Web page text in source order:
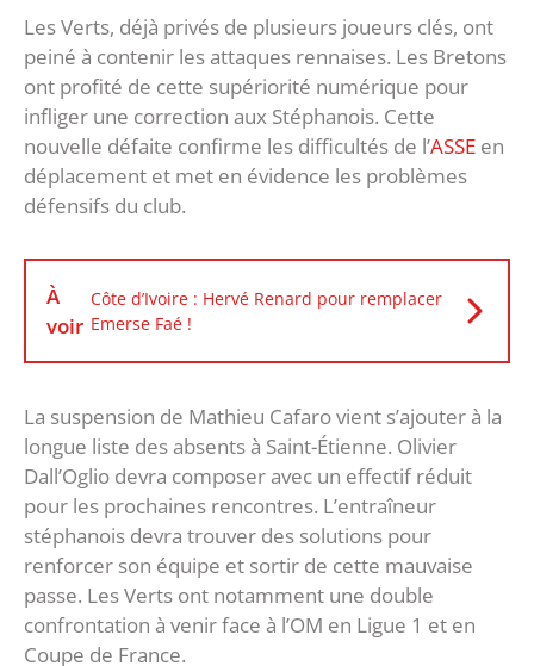
Les Verts, déjà privés de plusieurs joueurs clés, ont
peiné à contenir les attaques rennaises. Les Bretons
ont profité de cette supériorité numérique pour
infliger une correction aux Stéphanois. Cette
nouvelle défaite confirme les difficultés de l’ASSE en
déplacement et met en évidence les problèmes
défensifs du club.
À
voir
Côte d’Ivoire : Hervé Renard pour remplacer
Emerse Faé !
La suspension de Mathieu Cafaro vient s’ajouter à la
longue liste des absents à Saint-Étienne. Olivier
Dall’Oglio devra composer avec un effectif réduit
pour les prochaines rencontres. L’entraîneur
stéphanois devra trouver des solutions pour
renforcer son équipe et sortir de cette mauvaise
passe. Les Verts ont notamment une double
confrontation à venir face à l’OM en Ligue 1 et en
Coupe de France.